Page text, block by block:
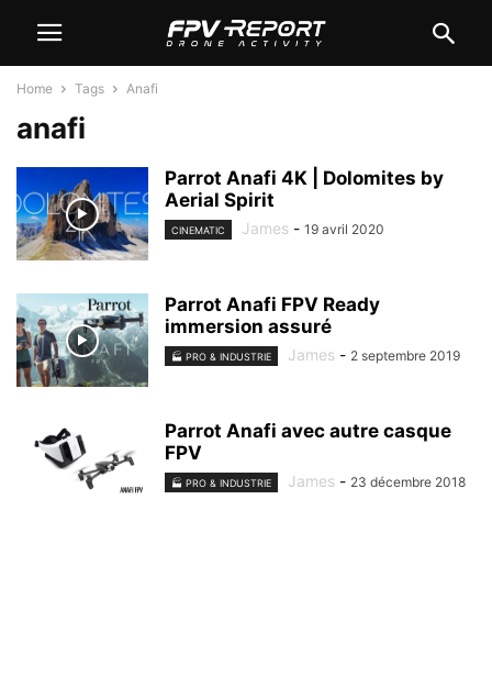
Home Tags Anafi
anafi
Parrot Anafi 4K | Dolomites by
Aerial Spirit
CINEMATIC James - 19 avril 2020
Parrot Anafi FPV Ready
immersion assuré
🏭 PRO & INDUSTRIE James - 2 septembre 2019
Parrot Anafi avec autre casque
FPV
🏭 PRO & INDUSTRIE James - 23 décembre 2018